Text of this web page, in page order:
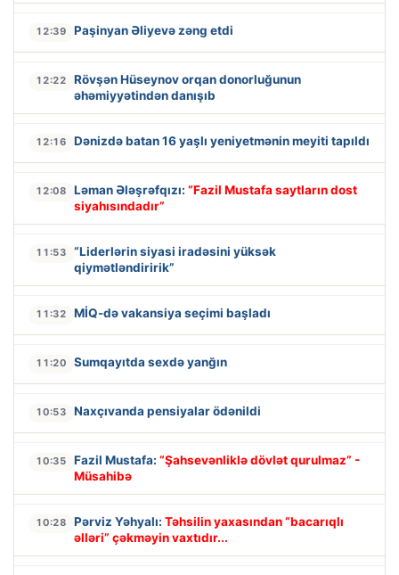
12:39 Paşinyan Əliyevə zəng etdi
12:22
Rövşən Hüseynov orqan donorluğunun
əhəmiyyətindən danışıb
12:16 Dənizdə batan 16 yaşlı yeniyetmənin meyiti tapıldı
12:08 Ləman Ələşrəfqızı: “Fazil Mustafa saytların dost
siyahısındadır”
11:53
“Liderlərin siyasi iradəsini yüksək
qiymətləndiririk”
11:32 MİQ-də vakansiya seçimi başladı
11:20 Sumqayıtda sexdə yanğın
10:53 Naxçıvanda pensiyalar ödənildi
10:35 Fazil Mustafa: “Şahsevənliklə dövlət qurulmaz” -
Müsahibə
10:28 Pərviz Yəhyalı: Təhsilin yaxasından “bacarıqlı
əlləri” çəkməyin vaxtıdır...